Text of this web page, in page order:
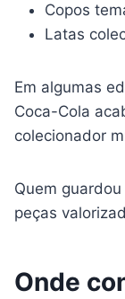
Copos
Latas
Em algumas
Coca-Cola
colecionador
Quem
peças
Onde